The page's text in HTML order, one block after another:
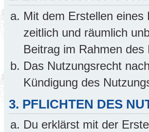
Mit dem Erstellen
zeitlich und räumlich
Beitrag im Rahmen
Das Nutzungsrecht
Kündigung des
3. PFLICHTEN DES
Du erklärst mit der